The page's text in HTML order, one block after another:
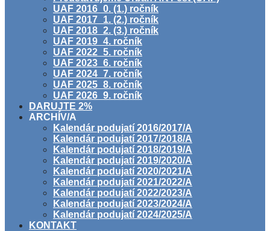
UAF 2016_0. (1.) ročník
UAF 2017_1. (2.) ročník
UAF 2018_2. (3.) ročník
UAF 2019_4. ročník
UAF 2022_5. ročník
UAF 2023_6. ročník
UAF 2024_7. ročník
UAF 2025_8. ročník
UAF 2026_9. ročník
DARUJTE 2%
ARCHÍV/A
Kalendár podujatí 2016/2017/A
Kalendár podujatí 2017/2018/A
Kalendár podujatí 2018/2019/A
Kalendár podujatí 2019/2020/A
Kalendár podujatí 2020/2021/A
Kalendár podujatí 2021/2022/A
Kalendár podujatí 2022/2023/A
Kalendár podujatí 2023/2024/A
Kalendár podujatí 2024/2025/A
KONTAKT